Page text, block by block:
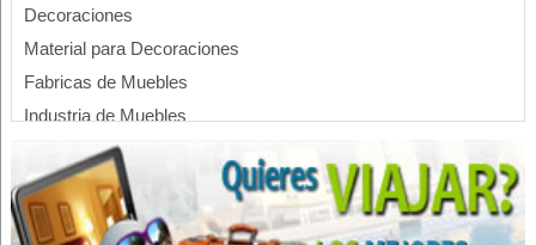
Decoraciones
Material para Decoraciones
Fabricas de Muebles
Industria de Muebles
Muebles para Dormitorio
Mueblerías
Muebles de Oficina